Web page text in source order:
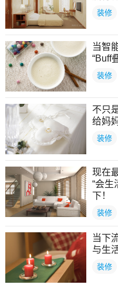
装修
当智
“Buff
装修
不只
给妈
装修
现在
“会生
下！
装修
当下
与生
装修